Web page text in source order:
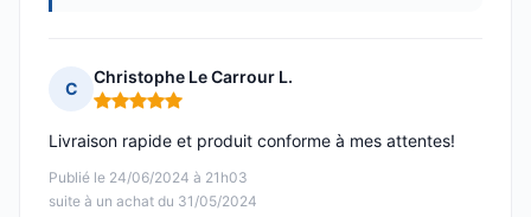
C
Christophe Le Carrour L.
Note : 5 sur 5
Publié le 24/06/2024 à 21h03
suite à un achat du 31/05/2024
Livraison rapide et produit conforme à mes attentes!